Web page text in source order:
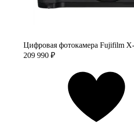
Цифровая фотокамера Fujifilm
209 990 ₽